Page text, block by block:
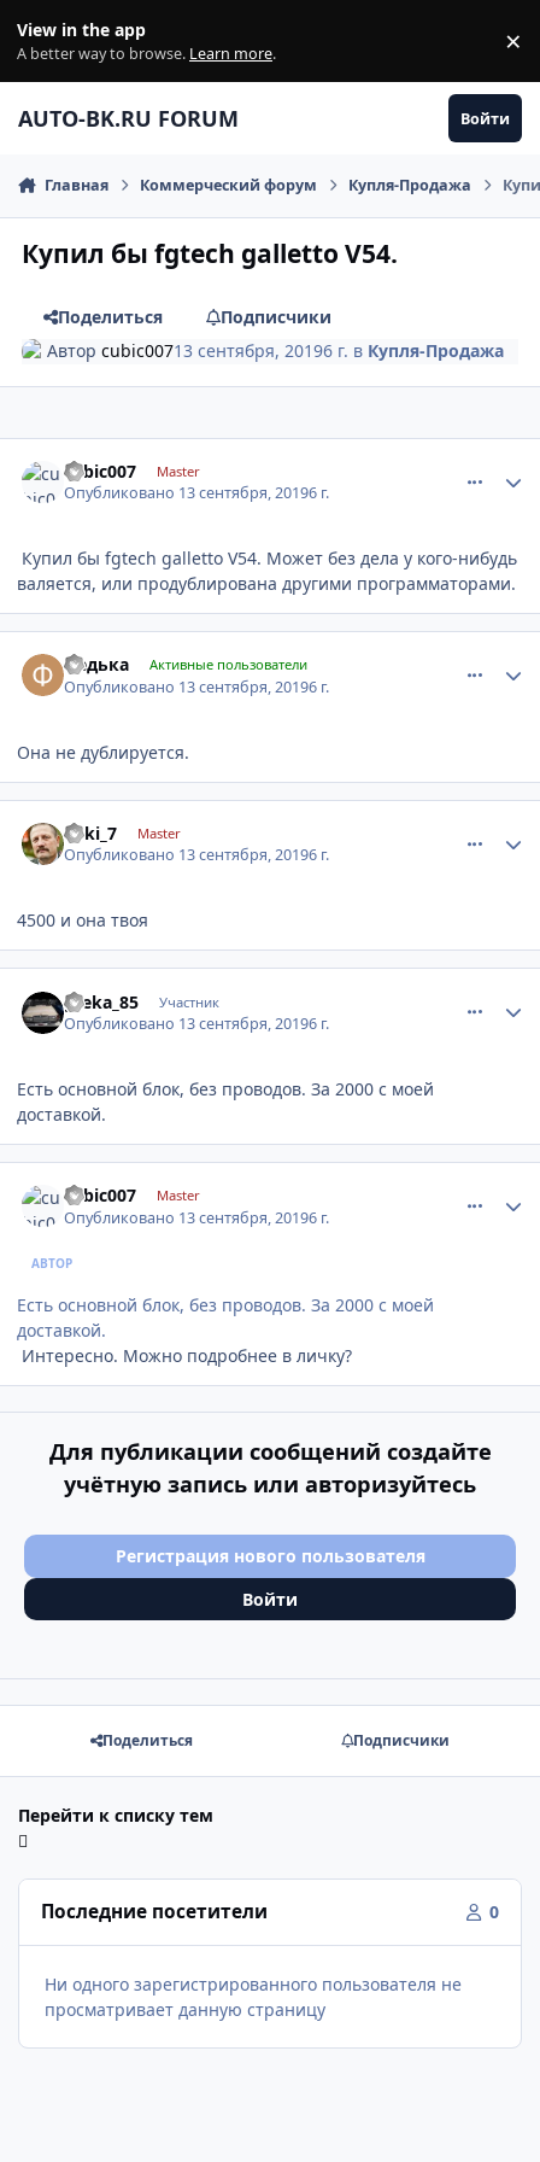
View in the app
A better way to browse. Learn more. ×
AUTO-BK.RU FORUM Войти
Главная Коммерческий форум Купля-Продажа
Купил бы fgtech galletto V54.
Поделиться
Подписчики
Авторcubic00713 сентября, 20196 г. в Купля-Продажа
cubic007 Master
Опубликовано 13 сентября, 20196 г.
Купил бы fgtech galletto V54. Может без дела у кого-нибудь
валяется, или продублирована другими программаторами.
федька Активные пользователи
Опубликовано 13 сентября, 20196 г.
Она не дублируется.
Loki_7 Master
Опубликовано 13 сентября, 20196 г.
4500 и она твоя
greka_85 Участник
Опубликовано 13 сентября, 20196 г.
Есть основной блок, без проводов. За 2000 с моей
доставкой.
cubic007 Master
Опубликовано 13 сентября, 20196 г.
АВТОР
Есть основной блок, без проводов. За 2000 с моей
доставкой.
Интересно. Можно подробнее в личку?
Для публикации сообщений создайте
учётную запись или авторизуйтесь
Регистрация нового пользователя
Войти
Поделиться Подписчики
Перейти к списку тем
Последние посетители 0
Ни одного зарегистрированного пользователя не
просматривает данную страницу